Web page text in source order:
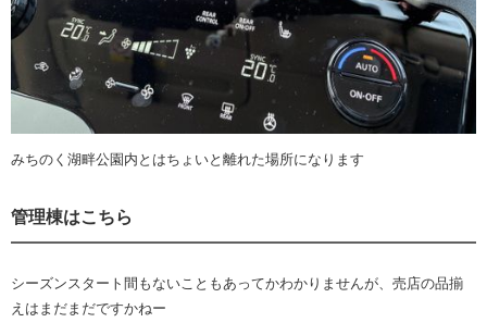
みちのく湖畔公園内とはちょいと離れた場所になります
管理棟はこちら
シーズンスタート間もないこともあってかわかりませんが、売店の品揃
えはまだまだですかねー